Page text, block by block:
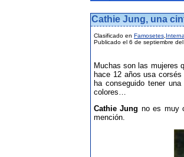
Cathie Jung, una
Clasificado en Famosetes
Publicado el 6 de septiembre
Muchas son las mujeres
hace 12 años usa
ha conseguido tener
colores…
Cathie Jung no es muy
mención.